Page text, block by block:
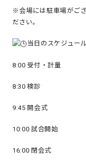
※会場には駐車場がご
ださい。
当日のスケジュー
8:00 受付・計量
8:30 検診
9:45 開会式
10:00 試合開始
16:00 閉会式